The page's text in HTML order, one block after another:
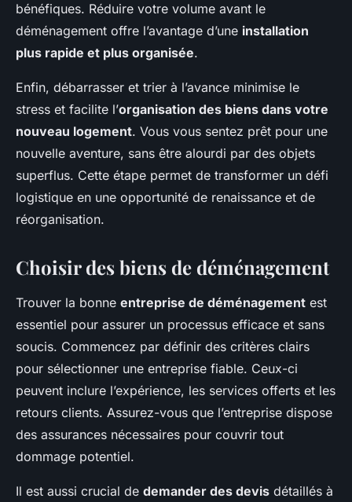
bénéfiques. Réduire votre volume avant le
déménagement offre l’avantage d’une installation
plus rapide et plus organisée.
Enfin, débarrasser et trier à l’avance minimise le
stress et facilite l’organisation des biens dans votre
nouveau logement. Vous vous sentez prêt pour une
nouvelle aventure, sans être alourdi par des objets
superflus. Cette étape permet de transformer un défi
logistique en une opportunité de renaissance et de
réorganisation.
Choisir des biens de déménagement
Trouver la bonne entreprise de déménagement est
essentiel pour assurer un processus efficace et sans
soucis. Commencez par définir des critères clairs
pour sélectionner une entreprise fiable. Ceux-ci
peuvent inclure l’expérience, les services offerts et les
retours clients. Assurez-vous que l’entreprise dispose
des assurances nécessaires pour couvrir tout
dommage potentiel.
Il est aussi crucial de demander des devis détaillés à